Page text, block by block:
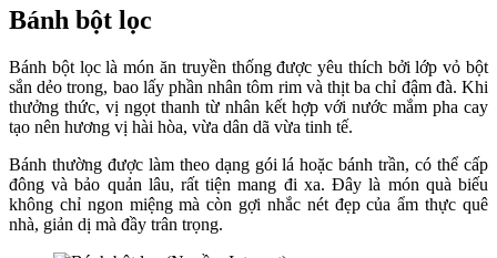
Bánh bột lọc
Bánh bột lọc là món ăn truyền thống được yêu thích bởi lớp vỏ bột
sắn dẻo trong, bao lấy phần nhân tôm rim và thịt ba chỉ đậm đà. Khi
thưởng thức, vị ngọt thanh từ nhân kết hợp với nước mắm pha cay
tạo nên hương vị hài hòa, vừa dân dã vừa tinh tế.
Bánh thường được làm theo dạng gói lá hoặc bánh trần, có thể cấp
đông và bảo quản lâu, rất tiện mang đi xa. Đây là món quà biếu
không chỉ ngon miệng mà còn gợi nhắc nét đẹp của ẩm thực quê
nhà, giản dị mà đầy trân trọng.